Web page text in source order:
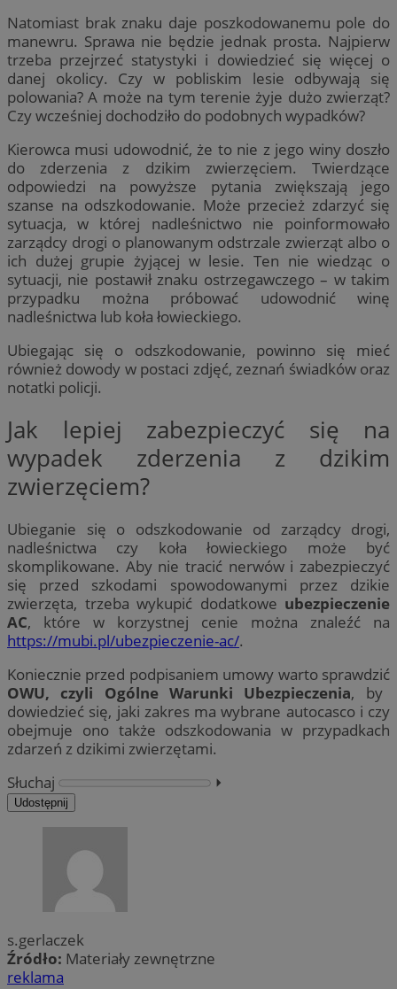
Natomiast brak znaku daje poszkodowanemu pole do
manewru. Sprawa nie będzie jednak prosta. Najpierw
trzeba przejrzeć statystyki i dowiedzieć się więcej o
danej okolicy. Czy w pobliskim lesie odbywają się
polowania? A może na tym terenie żyje dużo zwierząt?
Czy wcześniej dochodziło do podobnych wypadków?
Kierowca musi udowodnić, że to nie z jego winy doszło
do zderzenia z dzikim zwierzęciem. Twierdzące
odpowiedzi na powyższe pytania zwiększają jego
szanse na odszkodowanie. Może przecież zdarzyć się
sytuacja, w której nadleśnictwo nie poinformowało
zarządcy drogi o planowanym odstrzale zwierząt albo o
ich dużej grupie żyjącej w lesie. Ten nie wiedząc o
sytuacji, nie postawił znaku ostrzegawczego – w takim
przypadku można próbować udowodnić winę
nadleśnictwa lub koła łowieckiego.
Ubiegając się o odszkodowanie, powinno się mieć
również dowody w postaci zdjęć, zeznań świadków oraz
notatki policji.
Jak lepiej zabezpieczyć się na
wypadek zderzenia z dzikim
zwierzęciem?
Ubieganie się o odszkodowanie od zarządcy drogi,
nadleśnictwa czy koła łowieckiego może być
skomplikowane. Aby nie tracić nerwów i zabezpieczyć
się przed szkodami spowodowanymi przez dzikie
zwierzęta, trzeba wykupić dodatkowe ubezpieczenie
AC, które w korzystnej cenie można znaleźć na
https://mubi.pl/ubezpieczenie-ac/.
Koniecznie przed podpisaniem umowy warto sprawdzić
OWU, czyli Ogólne Warunki Ubezpieczenia, by
dowiedzieć się, jaki zakres ma wybrane autocasco i czy
obejmuje ono także odszkodowania w przypadkach
zdarzeń z dzikimi zwierzętami.
Słuchaj
⏵︎
Udostępnij
s.gerlaczek
Źródło: Materiały zewnętrzne
reklama